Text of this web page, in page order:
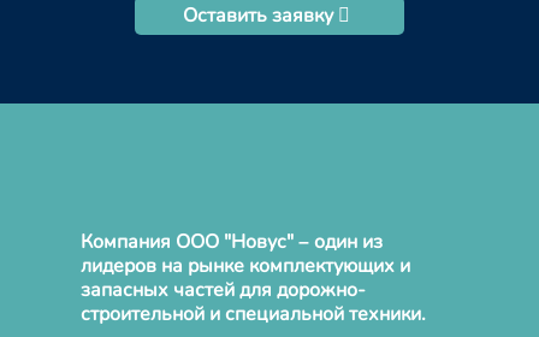
Оставить заявку
Компания ООО "Новус" – один из
лидеров на рынке комплектующих и
запасных частей для дорожно-
строительной и специальной техники.